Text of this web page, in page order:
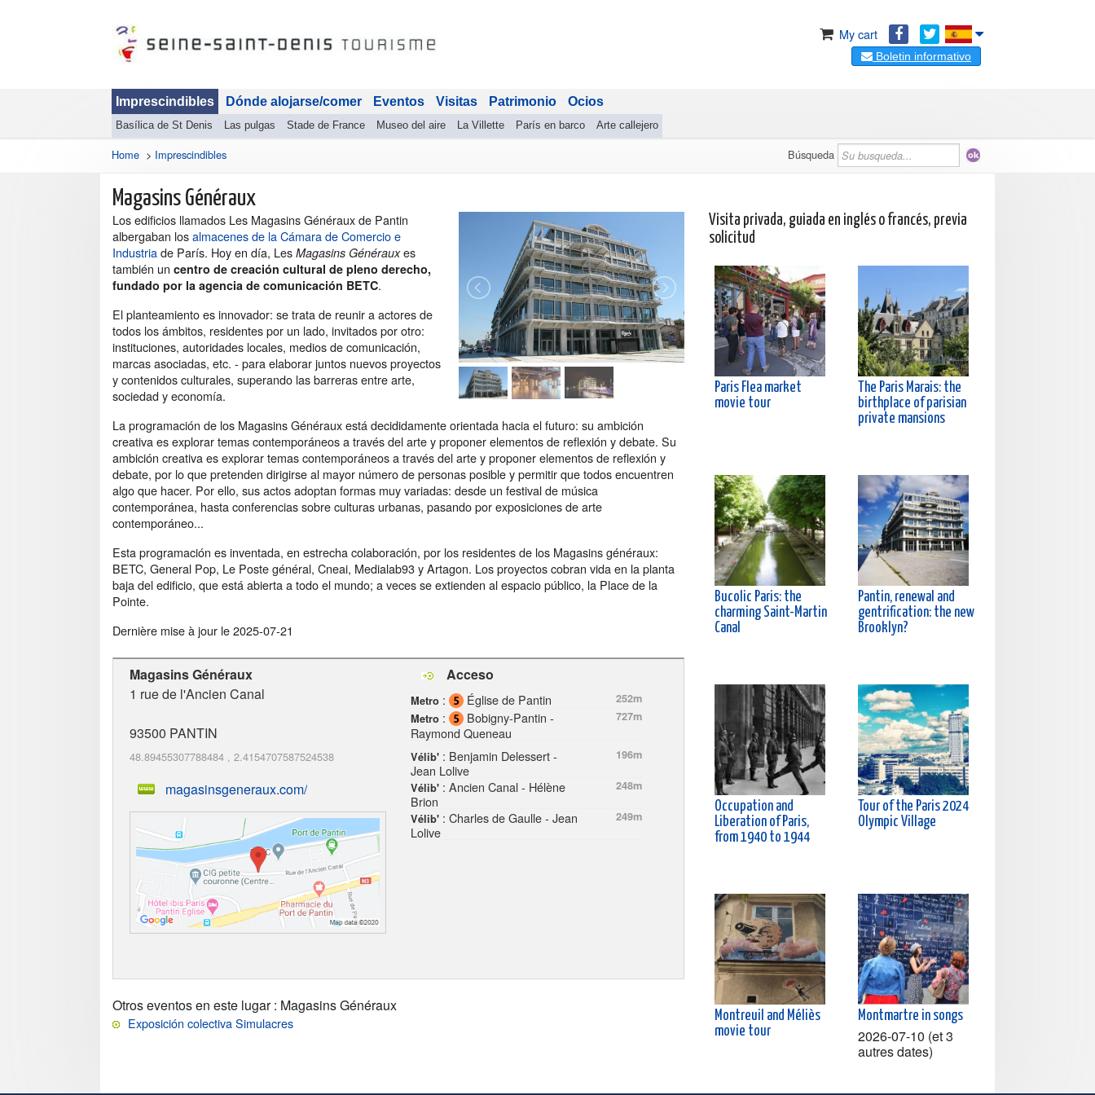
My cart
Boletin informativo
Imprescindibles
Basílica de St Denis Las pulgas Stade de France Museo del aire La Villette París en barco Arte callejero
Dónde alojarse/comer Eventos Visitas Patrimonio Ocios
Home > Imprescindibles Búsqueda
Magasins Généraux
Los edificios llamados Les Magasins Généraux de Pantin
albergaban losalmacenes de la Cámara de Comercio e
Industriade París. Hoy en día, Les Magasins Générauxes
también un centro de creación cultural de pleno derecho,
fundado por la agencia de comunicación BETC.
El planteamiento es innovador: se trata de reunir a actores de
todos los ámbitos, residentes por un lado, invitados por otro:
instituciones, autoridades locales, medios de comunicación,
marcas asociadas, etc. - para elaborar juntos nuevos proyectos
y contenidos culturales, superando las barreras entre arte,
sociedad y economía.
La programación de los Magasins Généraux está decididamente orientada hacia el futuro: su ambición
creativa es explorar temas contemporáneos a través del arte y proponer elementos de reflexión y debate. Su
ambición creativa es explorar temas contemporáneos a través del arte y proponer elementos de reflexión y
debate, por lo que pretenden dirigirse al mayor número de personas posible y permitir que todos encuentren
algo que hacer. Por ello, sus actos adoptan formas muy variadas: desde un festival de música
contemporánea, hasta conferencias sobre culturas urbanas, pasando por exposiciones de arte
contemporáneo...
Esta programación es inventada, en estrecha colaboración, por los residentes de los Magasins généraux:
BETC, General Pop, Le Poste général, Cneai, Medialab93 y Artagon. Los proyectos cobran vida en la planta
baja del edificio, que está abierta a todo el mundo; a veces se extienden al espacio público, la Place de la
Pointe.
Dernière mise à jour le2025-07-21
Magasins Généraux
1 rue de l'Ancien Canal
93500 PANTIN
48.89455307788484 , 2.4154707587524538
magasinsgeneraux.com/
Acceso
Metro : Église de Pantin
252m
Metro :
Bobigny-Pantin -
Raymond Queneau
727m
Vélib' : Benjamin Delessert -
Jean Lolive
196m
Vélib' : Ancien Canal - Hélène
Brion
248m
Vélib' : Charles de Gaulle - Jean
Lolive
249m
Otros eventos en este lugar: Magasins Généraux
Exposición colectiva Simulacres
Visita privada, guiada en inglés o francés, previa
solicitud
Paris Flea market
movie tour
The Paris Marais: the
birthplace of parisian
private mansions
Bucolic Paris: the
charming Saint-Martin
Canal
Pantin, renewal and
gentrification: the new
Brooklyn?
Occupation and
Liberation of Paris,
from 1940 to 1944
Tour of the Paris 2024
Olympic Village
Montreuil and Méliès
movie tour
Montmartre in songs
2026-07-10 (et 3
autres dates)